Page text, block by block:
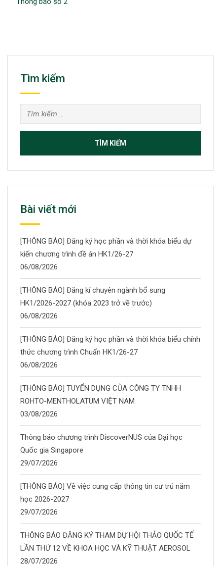
Tìm kiếm
Tìm
kiếm
Bài viết mới
[THÔNG BÁO] Đăng ký học phần và thời khóa biểu dự
kiến chương trình đề án HK1/26-27
06/08/2026
[THÔNG BÁO] Đăng kí chuyên ngành bổ sung
HK1/2026-2027 (khóa 2023 trở về trước)
06/08/2026
[THÔNG BÁO] Đăng ký học phần và thời khóa biểu chính
thức chương trình Chuẩn HK1/26-27
06/08/2026
[THÔNG BÁO] TUYỂN DỤNG CỦA CÔNG TY TNHH
ROHTO-MENTHOLATUM VIỆT NAM
03/08/2026
Thông báo chương trình DiscoverNUS của Đại học
Quốc gia Singapore
29/07/2026
[THÔNG BÁO] Về việc cung cấp thông tin cư trú năm
học 2026-2027
29/07/2026
THÔNG BÁO ĐĂNG KÝ THAM DỰ HỘI THẢO QUỐC TẾ
LẦN THỨ 12 VỀ KHOA HỌC VÀ KỸ THUẬT AEROSOL
28/07/2026